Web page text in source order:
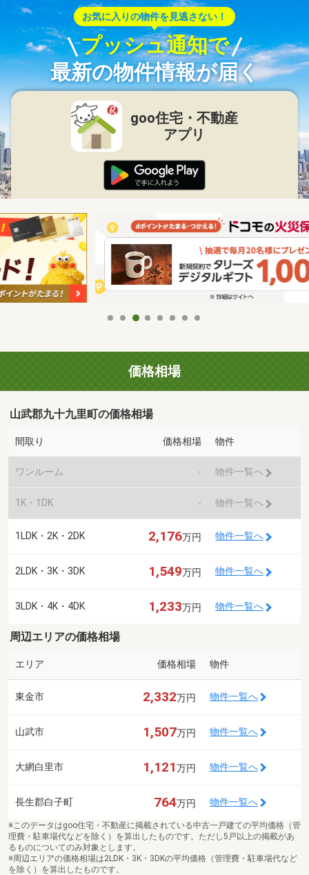
お気に入りの物件を見逃さない！
プッシュ通知で
最新の物件情報が届く
goo住宅・不動産
アプリ
価格相場
山武郡九十九里町の価格相場
間取り 価格相場 物件
ワンルーム - 物件一覧へ
1K・1DK - 物件一覧へ
1LDK・2K・2DK 2,176万円 物件一覧へ
2LDK・3K・3DK 1,549万円 物件一覧へ
3LDK・4K・4DK 1,233万円 物件一覧へ
周辺エリアの価格相場
エリア 価格相場 物件
東金市 2,332万円 物件一覧へ
山武市 1,507万円 物件一覧へ
大網白里市 1,121万円 物件一覧へ
長生郡白子町 764万円 物件一覧へ
※このデータはgoo住宅・不動産に掲載されている中古一戸建ての平均価格（管
理費・駐車場代などを除く）を算出したものです。ただし5戸以上の掲載があ
るものについてのみ対象とします。
※周辺エリアの価格相場は2LDK・3K・3DKの平均価格（管理費・駐車場代など
を除く）を算出したものです。